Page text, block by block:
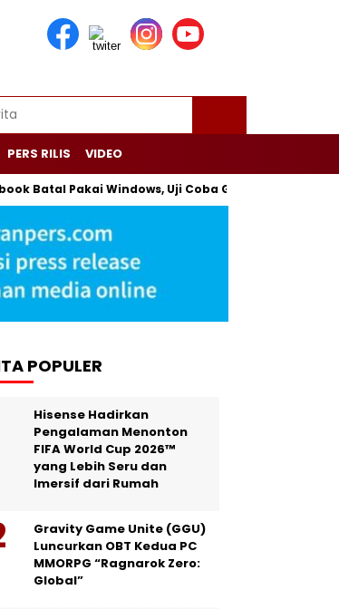
PERS RILIS VIDEO
Batal Pakai Windows, Uji Coba Gagal tapi Tetap
POPULER
Hisense Hadirkan
Pengalaman Menonton
FIFA World Cup 2026™
yang Lebih Seru dan
Imersif dari Rumah
Gravity Game Unite (GGU)
Luncurkan OBT Kedua PC
MMORPG “Ragnarok Zero:
Global”